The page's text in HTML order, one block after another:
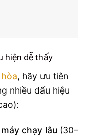
hiện dễ thấy
, hãy ưu tiên
nhiều dấu hiệu
chạy lâu(30–